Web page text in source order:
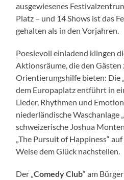
ausgewiesenes
Platz – und 14 Shows ist das
gehalten als in den Vorjahren.
Poesievoll einladend klingen
Aktionsräume, die den
Orientierungshilfe bieten: Die
dem Europaplatz entführt in
Lieder, Rhythmen und
niederländische Waschanlage
schweizerische Joshua
„The Pursuit of Happiness“
Weise dem Glück nachstellen.
Der „Comedy Club“ am